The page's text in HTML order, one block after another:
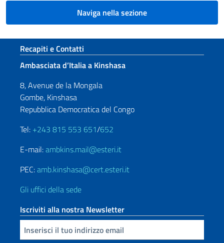
Naviga nella sezione
Sezione footer
Recapiti e Contatti
Ambasciata d’Italia a Kinshasa
8, Avenue de la Mongala
Gombe, Kinshasa
Repubblica Democratica del Congo
Tel: +243 815 553 651/652
E-mail:ambkins.mail@esteri.it
PEC:amb.kinshasa@cert.esteri.it
Gli uffici della sede
Iscriviti alla nostra Newsletter
Inserisci la tua email